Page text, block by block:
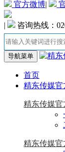
官方微博|
| 咨询热线
导航菜单
首页
精东传媒
精东传媒
精东传媒